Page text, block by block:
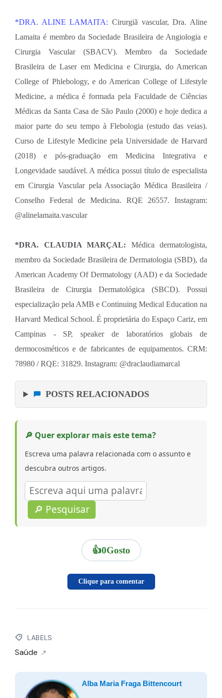
*DRA. ALINE LAMAITA: Cirurgiã vascular, Dra. Aline
Lamaita é membro da Sociedade Brasileira de Angiologia e
Cirurgia Vascular (SBACV). Membro da Sociedade
Brasileira de Laser em Medicina e Cirurgia, do American
College of Phlebology, e do American College of Lifestyle
Medicine, a médica é formada pela Faculdade de Ciências
Médicas da Santa Casa de São Paulo (2000) e hoje dedica a
maior parte do seu tempo à Flebologia (estudo das veias).
Curso de Lifestyle Medicine pela Universidade de Harvard
(2018) e pós-graduação em Medicina Integrativa e
Longevidade saudável. A médica possui título de especialista
em Cirurgia Vascular pela Associação Médica Brasileira /
Conselho Federal de Medicina. RQE 26557. Instagram:
@alinelamaita.vascular
*DRA. CLAUDIA MARÇAL: Médica dermatologista,
membro da Sociedade Brasileira de Dermatologia (SBD), da
American Academy Of Dermatology (AAD) e da Sociedade
Brasileira de Cirurgia Dermatológica (SBCD). Possui
especialização pela AMB e Continuing Medical Education na
Harvard Medical School. É proprietária do Espaço Cariz, em
Campinas - SP, speaker de laboratórios globais de
dermocosméticos e de fabricantes de equipamentos. CRM:
78980 / RQE: 31829. Instagram: @draclaudiamarcal
POSTS RELACIONADOS
🔎 Quer explorar mais este tema?
Escreva uma palavra relacionada com o assunto e
descubra outros artigos.
🔎 Pesquisar
👍0Gosto
Clique para comentar
LABELS
Saúde
Alba Maria Fraga Bittencourt